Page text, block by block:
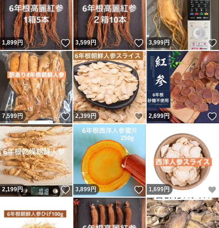
1,899円 いいね！
3,599円 いいね！
3,999円
7,599円 いいね！
2,399円 いいね！
2,699円
2,199円 いいね！
3,899円 いいね！
1,699円